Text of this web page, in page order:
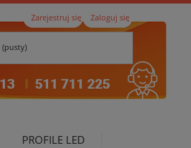
Zarejestruj się Zaloguj się
(pusty)
PROFILE LED